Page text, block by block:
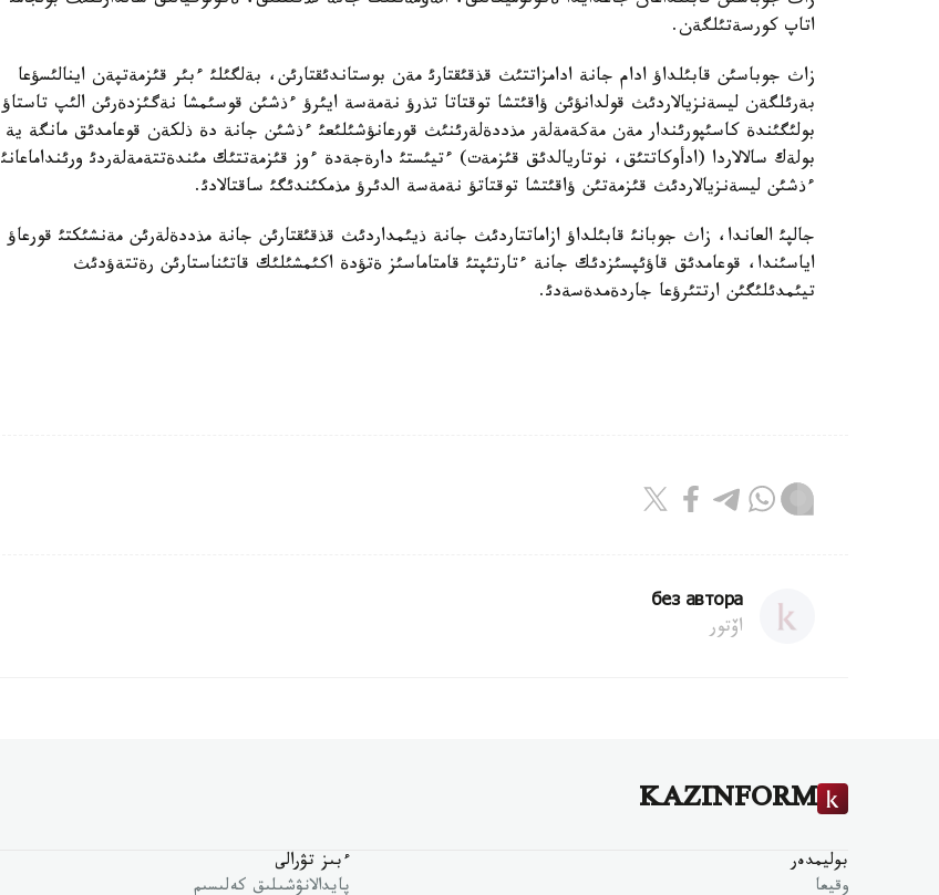
اتاپ كورسةتئلگةن.
زاث جوباسئن قابئلداؤ ادام جانة ادامزاتتئث قذقئقتارئ مةن بوستاندئقتارئن، بةلگئلئ ءبئر قئزمةتپةن اينالئسؤعا
بةرئلگةن ليسةنزيالاردئث قولدانؤئن ؤاقئتشا توقتاتا تذرؤ نةمةسة ايئرؤ ءذشئن قوسئمشا نةگئزدةرئن الئپ تاستاؤ
بولئگئندة كاسئپورئندار مةن مةكةمةلةر مذددةلةرئنئث قورعانؤشئلئعئ ءذشئن جانة دة ذلكةن قوعامدئق مانگة ية
بولةك سالالاردا (ادأوكاتتئق، نوتاريالدئق قئزمةت) ءتيئستئ دارةجةدة ءوز قئزمةتتئك مئندةتتةمةلةردئ ورئنداماعانئ
ءذشئن ليسةنزيالاردئث قئزمةتئن ؤاقئتشا توقتاتؤ نةمةسة الدئرؤ مذمكئندئگئ ساقتالادئ.
جالپئ العاندا، زاث جوبانئ قابئلداؤ ازاماتتاردئث جانة ذيئمداردئث قذقئقتارئن جانة مذددةلةرئن مةنشئكتئ قورعاؤ
اياسئندا، قوعامدئق قاؤئپسئزدئك جانة ءتارتئپتئ قامتاماسئز ةتؤدة اكئمشئلئك قاتئناستارئن رةتتةؤدئث
تيئمدئلئگئن ارتتئرؤعا جاردةمدةسةدئ.
без автора
اۆتور
KAZINFORM
بوليمدەر
وقيعا
ءبىز تۋرالى
پايدالانۋشىلىق كەلىسىم